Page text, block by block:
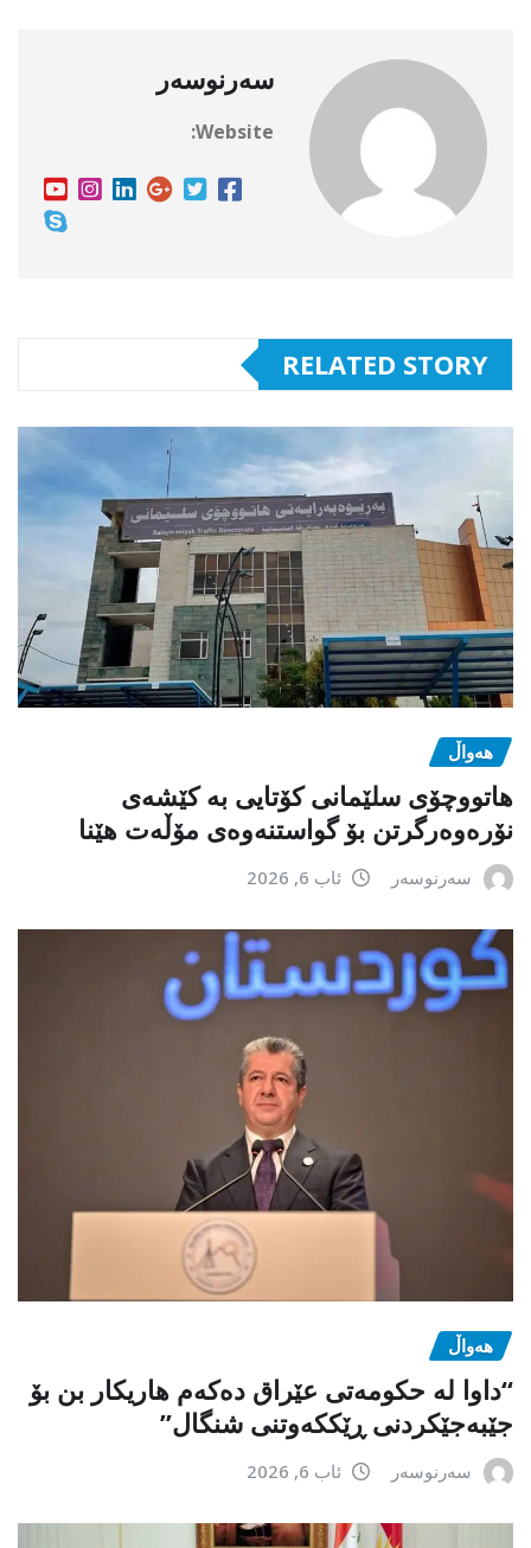
سەرنوسەر
Website:
RELATED STORY
هەواڵ
هاتووچۆی سلێمانی کۆتایی بە کێشەی
نۆرەوەرگرتن بۆ گواستنەوەی مۆڵەت هێنا
سەرنوسەر ئاب 6, 2026
هەواڵ
“داوا لە حكومەتی عێراق دەكەم هاریكار بن بۆ
جێبەجێكردنی ڕێككەوتنی شنگال”
سەرنوسەر ئاب 6, 2026